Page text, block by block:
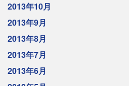
2013年10月
2013年9月
2013年8月
2013年7月
2013年6月